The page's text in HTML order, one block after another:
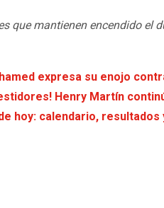
que mantienen encendido el
expresa su enojo
Henry Martín
hoy: calendario,